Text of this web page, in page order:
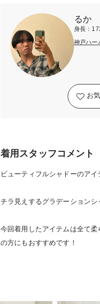
るか
身長：
神戸ハー
お
着用スタッフコメント
ビューティフルシャドーのア
チラ見えするグラデーション
今回着用したアイテムは全て
の方にもおすすめです！